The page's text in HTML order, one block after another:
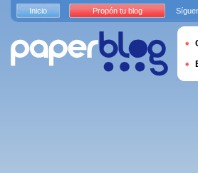
Inicio Propón tu blog